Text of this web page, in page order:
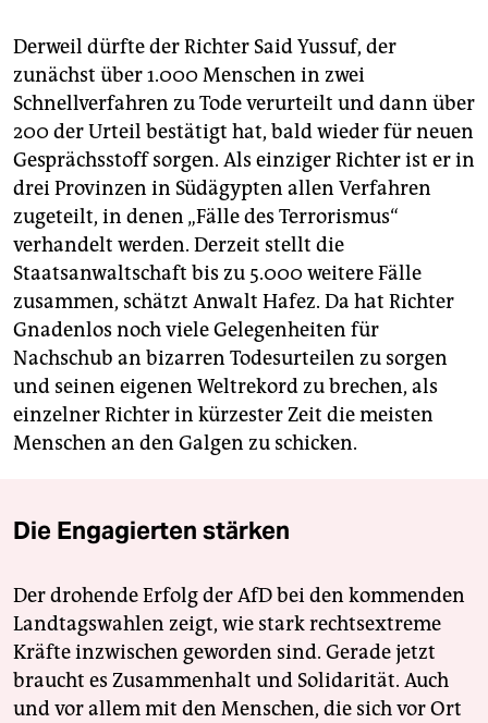
Derweil dürfte der Richter Said Yussuf, der
zunächst über 1.000 Menschen in zwei
Schnellverfahren zu Tode verurteilt und dann über
200 der Urteil bestätigt hat, bald wieder für neuen
Gesprächsstoff sorgen. Als einziger Richter ist er in
drei Provinzen in Südägypten allen Verfahren
zugeteilt, in denen „Fälle des Terrorismus“
verhandelt werden. Derzeit stellt die
Staatsanwaltschaft bis zu 5.000 weitere Fälle
zusammen, schätzt Anwalt Hafez. Da hat Richter
Gnadenlos noch viele Gelegenheiten für
Nachschub an bizarren Todesurteilen zu sorgen
und seinen eigenen Weltrekord zu brechen, als
einzelner Richter in kürzester Zeit die meisten
Menschen an den Galgen zu schicken.
Die Engagierten stärken
Der drohende Erfolg der AfD bei den kommenden
Landtagswahlen zeigt, wie stark rechtsextreme
Kräfte inzwischen geworden sind. Gerade jetzt
braucht es Zusammenhalt und Solidarität. Auch
und vor allem mit den Menschen, die sich vor Ort